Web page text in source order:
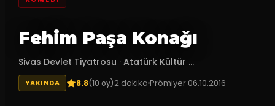
Fehim Paşa Konağı
Sivas Devlet Tiyatrosu · Atatürk Kültür ...
YAKINDA 8.8(10 oy)2 dakikaPrömiyer 06.10.2016